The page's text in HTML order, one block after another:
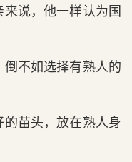
说，他一样认为国
不如选择有熟人的
苗头，放在熟人身